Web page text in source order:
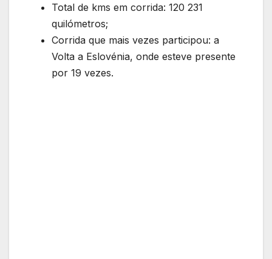
Total de kms em corrida: 120 231
quilómetros;
Corrida que mais vezes participou: a
Volta a Eslovénia, onde esteve presente
por 19 vezes.